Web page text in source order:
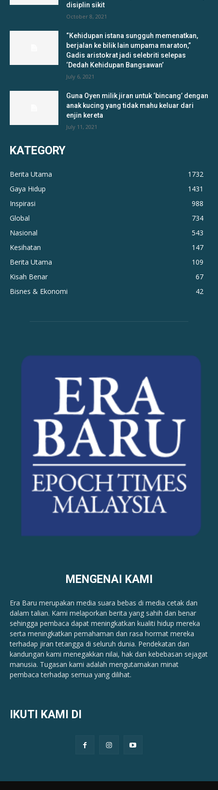
disiplin sikit
October 8, 2021
“Kehidupan istana sungguh memenatkan,
berjalan ke bilik lain umpama maraton,”
Gadis aristokrat jadi selebriti selepas
‘Dedah Kehidupan Bangsawan’
July 6, 2021
Guna Oyen milik jiran untuk ‘bincang’ dengan
anak kucing yang tidak mahu keluar dari
enjin kereta
July 11, 2021
KATEGORY
Berita Utama
1732
Gaya Hidup
1431
Inspirasi
988
Global
734
Nasional
543
Kesihatan
147
Berita Utama
109
Kisah Benar
67
Bisnes & Ekonomi
42
MENGENAI KAMI
Era Baru merupakan media suara bebas di media cetak dan
dalam talian. Kami melaporkan berita yang sahih dan benar ​​
sehingga pembaca dapat meningkatkan kualiti hidup mereka
serta meningkatkan pemahaman dan rasa hormat mereka
terhadap jiran tetangga di seluruh dunia. Pendekatan dan
kandungan kami menegakkan nilai, hak dan kebebasan sejagat
manusia. Tugasan kami adalah mengutamakan minat
pembaca terhadap semua yang dilihat.
IKUTI KAMI DI